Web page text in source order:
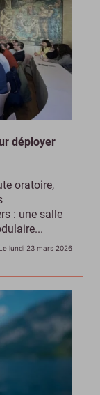
déployer
oratoire,
: une salle
Le lundi 23 mars 2026